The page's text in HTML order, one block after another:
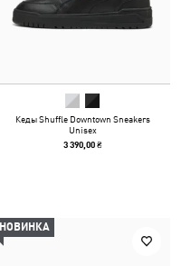
Кеды Shuffle Downtown Sneakers
Unisex
3 390,00 ₴
НОВИНКА